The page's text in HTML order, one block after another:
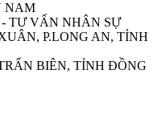
NAM
TƯ VẤN NHÂN SỰ
P.LONG AN, TỈNH
BIÊN, TỈNH ĐỒNG